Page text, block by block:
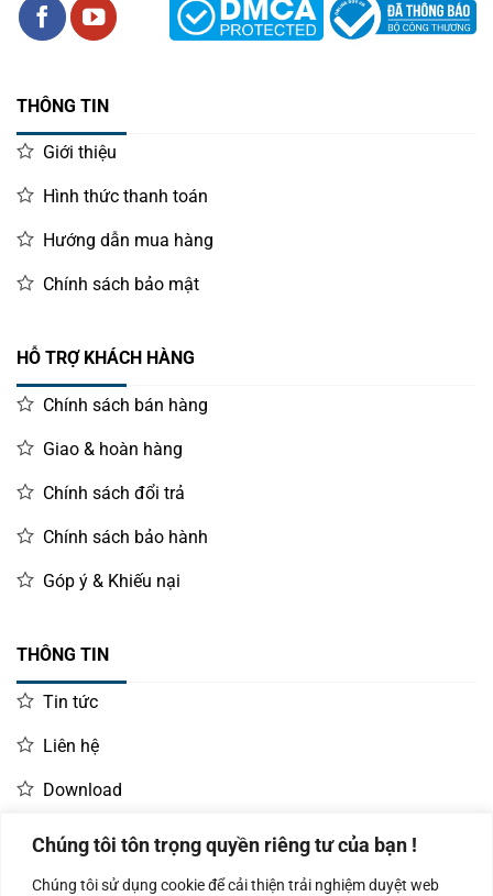
Chúng tôi tôn trọng quyền riêng tư của bạn !
Chúng tôi sử dụng cookie để cải thiện trải nghiệm duyệt web
THÔNG TIN
Giới thiệu
Hình thức thanh toán
Hướng dẫn mua hàng
Chính sách bảo mật
HỖ TRỢ KHÁCH HÀNG
Chính sách bán hàng
Giao & hoàn hàng
Chính sách đổi trả
Chính sách bảo hành
Góp ý & Khiếu nại
THÔNG TIN
Tin tức
Liên hệ
Download
LIÊN HỆ MUA HÀNG